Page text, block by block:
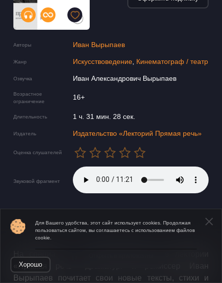
Авторы Иван Вырыпаев
Жанр Искусствоведение, Кинематограф / театр
Озвучка Иван Александрович Вырыпаев
Возрастное
ограничение
16+
Длительность 1 ч. 31 мин. 28 сек.
Издатель Издательство «Лекторий Прямая речь»
Оценка слушателей
Звуковой фрагмент
«Прямая речь» драматург и режиссер Иван
Вырыпаев почитает свои новые тексты, стихи и
Для Вашего удобства, этот сайт использует cookies. Продолжая
пользоваться сайтом, вы соглашаетесь с использованием файлов
cookie.
Хорошо